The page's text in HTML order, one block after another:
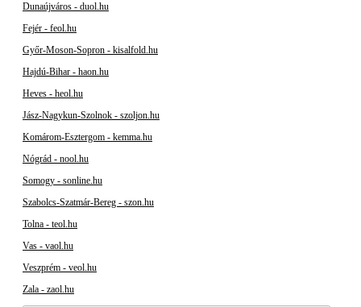
Dunaújváros - duol.hu
Fejér - feol.hu
Győr-Moson-Sopron - kisalfold.hu
Hajdú-Bihar - haon.hu
Heves - heol.hu
Jász-Nagykun-Szolnok - szoljon.hu
Komárom-Esztergom - kemma.hu
Nógrád - nool.hu
Somogy - sonline.hu
Szabolcs-Szatmár-Bereg - szon.hu
Tolna - teol.hu
Vas - vaol.hu
Veszprém - veol.hu
Zala - zaol.hu